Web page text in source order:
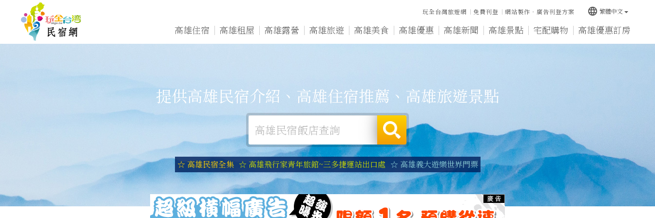
高雄住宿 高雄租屋 高雄露營 高雄旅遊 高雄美食 高雄優惠 高雄新聞 高雄景點 宅配購物 高雄優惠訂房
玩全台灣旅遊網 免費刊登 網站製作‧廣告刊登方案 language 繁體中文
提供高雄民宿介紹、高雄住宿推薦、高雄旅遊景點
☆ 高雄民宿全集 ☆ 高雄飛行家青年旅館~三多捷運站出口處 ☆ 高雄義大遊樂世界門票